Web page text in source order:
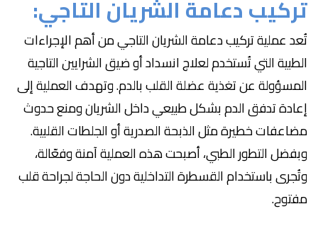
تركيب دعامة الشريان التاجي:
تُعد عملية تركيب دعامة الشريان التاجي من أهم الإجراءات
الطبية التي تُستخدم لعلاج انسداد أو ضيق الشرايين التاجية
المسؤولة عن تغذية عضلة القلب بالدم. وتهدف العملية إلى
إعادة تدفق الدم بشكل طبيعي داخل الشريان ومنع حدوث
مضاعفات خطيرة مثل الذبحة الصدرية أو الجلطات القلبية.
وبفضل التطور الطبي، أصبحت هذه العملية آمنة وفعّالة،
وتُجرى باستخدام القسطرة التداخلية دون الحاجة لجراحة قلب
مفتوح.